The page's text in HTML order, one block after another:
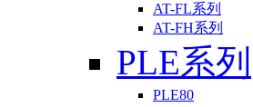
AT-FL系列
AT-FH系列
PLE系列
PLE80